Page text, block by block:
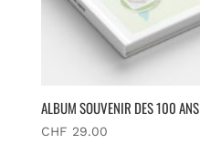
ALBUM SOUVENIR DES 100 ANS
CHF 29.00